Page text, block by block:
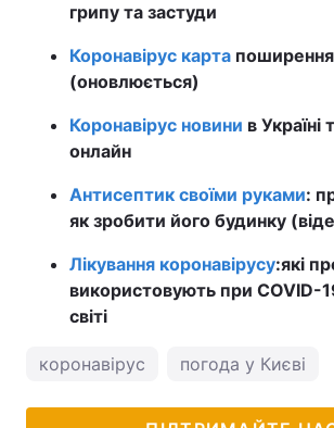
грипу та застуди
Коронавірус карта поширення
(оновлюється)
Коронавірус новини в Україні
онлайн
Антисептик своїми руками:
як зробити його будинку
Лікування коронавірусу:які
використовують при COVID-19
світі
коронавірус погода у Києві